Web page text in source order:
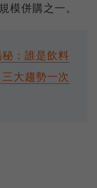
模併購之一。
：誰是飲料
大趨勢一次